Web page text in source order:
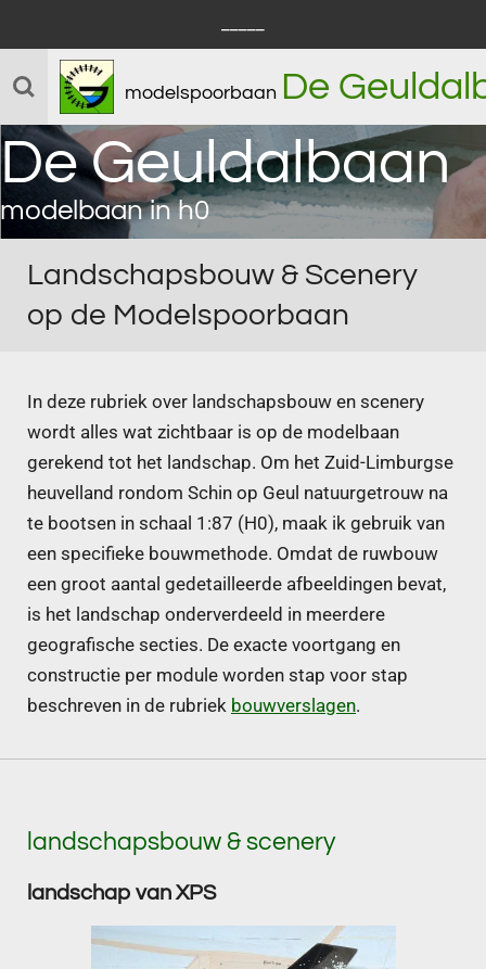
direct
naar
hoofdinhoud
modelspoorbaan De
De Geuldalbaan
modelbaan in h0
Landschapsbouw & Scenery
op de Modelspoorbaan
In deze rubriek over landschapsbouw en scenery
wordt alles wat zichtbaar is op de modelbaan
gerekend tot het landschap. Om het Zuid-Limburgse
heuvelland rondom Schin op Geul natuurgetrouw na
te bootsen in schaal 1:87 (H0), maak ik gebruik van
een specifieke bouwmethode. Omdat de ruwbouw
een groot aantal gedetailleerde afbeeldingen bevat,
is het landschap onderverdeeld in meerdere
geografische secties. De exacte voortgang en
constructie per module worden stap voor stap
beschreven in de rubriek bouwverslagen.
landschapsbouw & scenery
landschap van XPS